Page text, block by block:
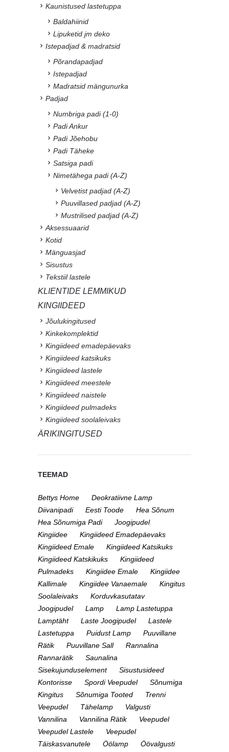
Kaunistused lastetuppa
Baldahiinid
Lipuketid jm deko
Istepadjad & madratsid
Põrandapadjad
Istepadjad
Madratsid mängunurka
Padjad
Numbriga padi (1-0)
Padi Ankur
Padi Jõehobu
Padi Täheke
Satsiga padi
Nimetähega padi (A-Z)
Velvetist padjad (A-Z)
Puuvillased padjad (A-Z)
Mustrilised padjad (A-Z)
Aksessuaarid
Kotid
Mänguasjad
Sisustus
Tekstiil lastele
KLIENTIDE LEMMIKUD
KINGIIDEED
Jõulukingitused
Kinkekomplektid
Kingiideed emadepäevaks
Kingiideed katsikuks
Kingiideed lastele
Kingiideed meestele
Kingiideed naistele
Kingiideed pulmadeks
Kingiideed soolaleivaks
ÄRIKINGITUSED
TEEMAD
Bettys Home
Deokratiivne Lamp
Diivanipadi
Eesti Toode
Hea Sõnum
Hea Sõnumiga Padi
Joogipudel
Kingiidee
Kingiideed Emadepäevaks
Kingiideed Emale
Kingiideed Katsikuks
Kingiideed Katskikuks
Kingiideed
Pulmadeks
Kingiidee Emale
Kingiidee
Kallimale
Kingiidee Vanaemale
Kingitus
Soolaleivaks
Korduvkasutatav
Joogipudel
Lamp
Lamp Lastetuppa
Lamptäht
Laste Joogipudel
Lastele
Lastetuppa
Puidust Lamp
Puuvillane
Rätik
Puuvillane Sall
Rannalina
Rannarätik
Saunalina
Sisekujunduselement
Sisustusideed
Kontorisse
Spordi Veepudel
Sõnumiga
Kingitus
Sõnumiga Tooted
Trenni
Veepudel
Tähelamp
Valgusti
Vannilina
Vannilina Rätik
Veepudel
Veepudel Lastele
Veepudel
Täiskasvanutele
Öölamp Öövalgusti